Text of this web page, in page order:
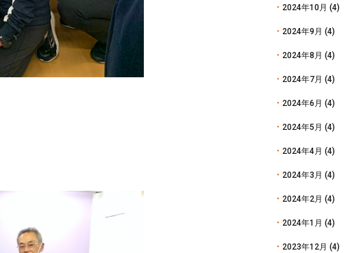
2024年10月 (4)
2024年9月 (4)
2024年8月 (4)
2024年7月 (4)
2024年6月 (4)
2024年5月 (4)
2024年4月 (4)
2024年3月 (4)
2024年2月 (4)
2024年1月 (4)
2023年12月 (4)